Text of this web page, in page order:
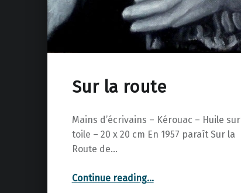
Sur la route
Mains d’écrivains – Kérouac – Huile sur
toile – 20 x 20 cm En 1957 paraît Sur la
Route de…
Continue reading…